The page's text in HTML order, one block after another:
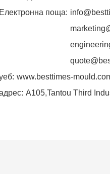
Електронна поща:
www.besttimes-
A105,Tantou Third